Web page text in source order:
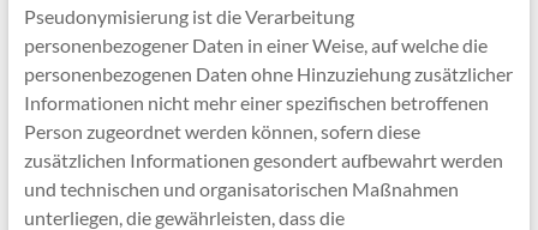
Pseudonymisierung ist die Verarbeitung
personenbezogener Daten in einer Weise, auf welche die
personenbezogenen Daten ohne Hinzuziehung zusätzlicher
Informationen nicht mehr einer spezifischen betroffenen
Person zugeordnet werden können, sofern diese
zusätzlichen Informationen gesondert aufbewahrt werden
und technischen und organisatorischen Maßnahmen
unterliegen, die gewährleisten, dass die